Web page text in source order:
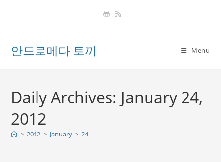
안드로메다 토끼 Menu
Daily Archives: January 24,
2012
> 2012 > January > 24